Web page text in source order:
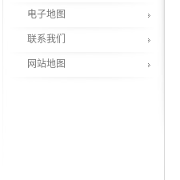
电子地图
联系我们
网站地图